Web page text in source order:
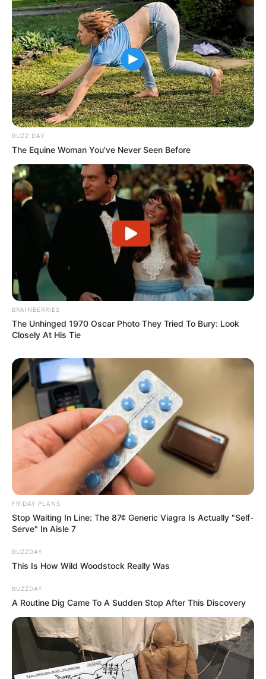
BUZZ DAY
The Equine Woman You've Never Seen Before
BRAINBERRIES
The Unhinged 1970 Oscar Photo They Tried To Bury: Look
Closely At His Tie
FRIDAY PLANS
Stop Waiting In Line: The 87¢ Generic Viagra Is Actually "Self-
Serve" In Aisle 7
BUZZDAY
This Is How Wild Woodstock Really Was
BUZZDAY
A Routine Dig Came To A Sudden Stop After This Discovery